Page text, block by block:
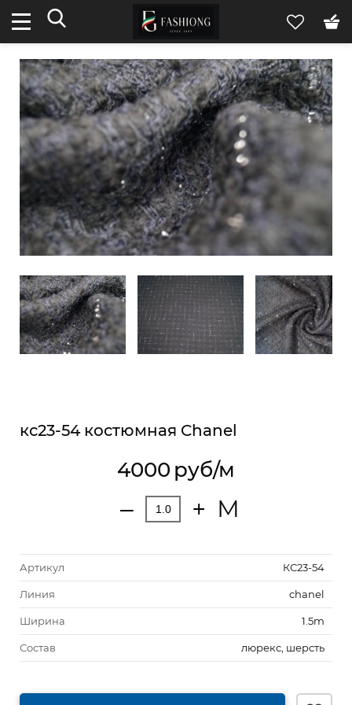
кс23-54 костюмная Chanel
4000 руб/м
‒ + М
Артикул КС23-54
Линия chanel
Ширина 1.5m
Состав люрекс, шерсть